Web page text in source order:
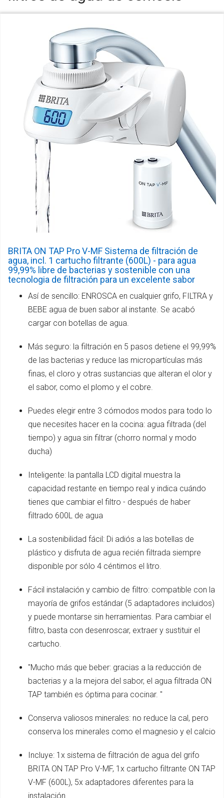
BRITA ON TAP Pro V-MF Sistema de filtración de
agua, incl. 1 cartucho filtrante (600L) - para agua
99,99% libre de bacterias y sostenible con una
tecnologia de filtración para un excelente sabor
Así de sencillo: ENROSCA en cualquier grifo, FILTRA y
BEBE agua de buen sabor al instante. Se acabó
cargar con botellas de agua.
Más seguro: la filtración en 5 pasos detiene el 99,99%
de las bacterias y reduce las micropartículas más
finas, el cloro y otras sustancias que alteran el olor y
el sabor, como el plomo y el cobre.
Puedes elegir entre 3 cómodos modos para todo lo
que necesites hacer en la cocina: agua filtrada (del
tiempo) y agua sin filtrar (chorro normal y modo
ducha)
Inteligente: la pantalla LCD digital muestra la
capacidad restante en tiempo real y indica cuándo
tienes que cambiar el filtro - después de haber
filtrado 600L de agua
La sostenibilidad fácil: Di adiós a las botellas de
plástico y disfruta de agua recién filtrada siempre
disponible por sólo 4 céntimos el litro.
Fácil instalación y cambio de filtro: compatible con la
mayoría de grifos estándar (5 adaptadores incluidos)
y puede montarse sin herramientas. Para cambiar el
filtro, basta con desenroscar, extraer y sustituir el
cartucho.
"Mucho más que beber: gracias a la reducción de
bacterias y a la mejora del sabor, el agua filtrada ON
TAP también es óptima para cocinar. "
Conserva valiosos minerales: no reduce la cal, pero
conserva los minerales como el magnesio y el calcio
Incluye: 1x sistema de filtración de agua del grifo
BRITA ON TAP Pro V-MF, 1x cartucho filtrante ON TAP
V-MF (600L), 5x adaptadores diferentes para la
instalación